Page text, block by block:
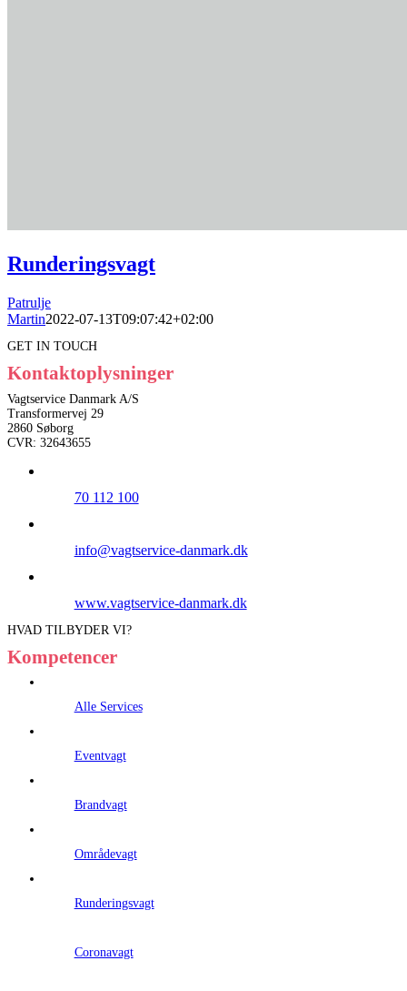
Runderingsvagt
Patrulje
Martin2022-07-13T09:07:42+02:00
GET IN TOUCH
Kontaktoplysninger
Vagtservice Danmark A/S
Transformervej 29
2860 Søborg
CVR: 32643655
70 112 100
info@vagtservice-danmark.dk
www.vagtservice-danmark.dk
HVAD TILBYDER VI?
Kompetencer
Alle Services
Eventvagt
Brandvagt
Områdevagt
Runderingsvagt
Coronavagt